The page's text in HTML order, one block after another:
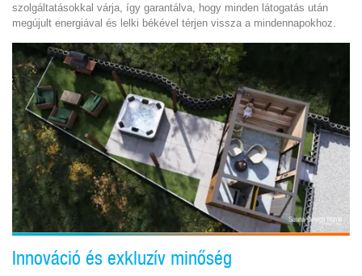
szolgáltatásokkal várja, így garantálva, hogy minden látogatás után
megújult energiával és lelki békével térjen vissza a mindennapokhoz.
Innováció és exkluzív minőség